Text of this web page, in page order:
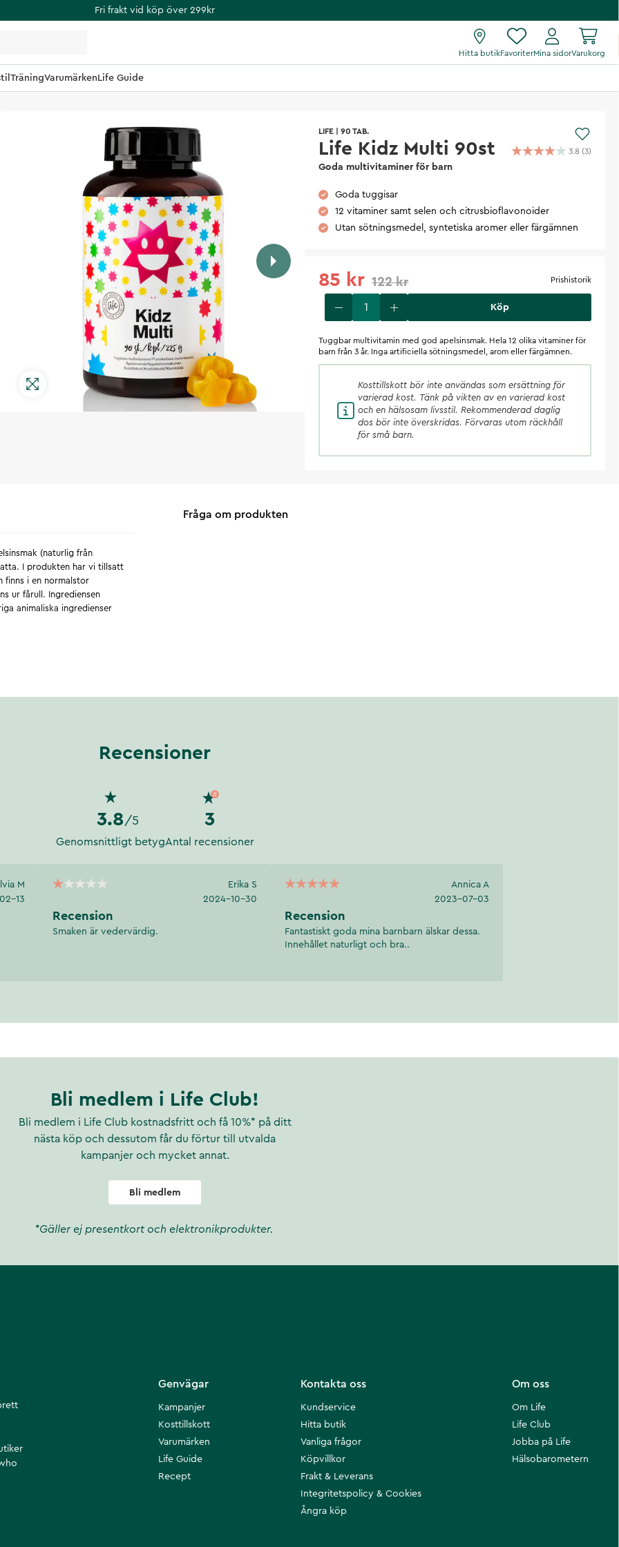
Fri frakt vid köp över 299kr
Hitta butikFavoriterMina sidorVarukorg
TräningVarumärkenLife Guide
LIFE 90 TAB.
Life Kidz Multi 90st
Goda multivitaminer för barn
3.8 (3)
Goda tuggisar
12 vitaminer samt selen och citrusbioflavonoider
Utan sötningsmedel, syntetiska aromer eller färgämnen
85 kr 122 kr Prishistorik
Köp
Tuggbar multivitamin med god apelsinsmak. Hela 12 olika vitaminer för
barn från 3 år. Inga artificiella sötningsmedel, arom eller färgämnen.
Kosttillskott bör inte användas som ersättning för
varierad kost. Tänk på vikten av en varierad kost
och en hälsosam livsstil. Rekommenderad daglig
dos bör inte överskridas. Förvaras utom räckhåll
för små barn.
(naturlig från
I produkten har vi tillsatt
finns i en normalstor
ur fårull. Ingrediensen
animaliska ingredienser
Fråga om produkten
Recensioner
3.8 /5
Genomsnittligt betyg
3
Antal recensioner
M
13
Erika S
2024-10-30
Recension
Smaken är vedervärdig.
Annica A
2023-07-03
Recension
Fantastiskt goda mina barnbarn älskar dessa.
Innehållet naturligt och bra..
Bli medlem i Life Club!
Bli medlem i Life Club kostnadsfritt och få 10%* på ditt
nästa köp och dessutom får du förtur till utvalda
kampanjer och mycket annat.
Bli medlem
*Gäller ej presentkort och elektronikprodukter.
Om oss
Om Life
Life Club
Jobba på Life
Hälsobarometern
Kontakta oss
Kundservice
Hitta butik
Vanliga frågor
Köpvillkor
Frakt & Leverans
Integritetspolicy & Cookies
Ångra köp
Genvägar
Kampanjer
Kosttillskott
Varumärken
Life Guide
Recept